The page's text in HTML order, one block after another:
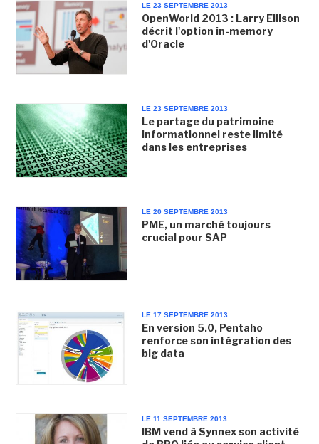
LE 23 SEPTEMBRE 2013
OpenWorld 2013 : Larry Ellison
décrit l'option in-memory
d'Oracle
LE 23 SEPTEMBRE 2013
Le partage du patrimoine
informationnel reste limité
dans les entreprises
LE 20 SEPTEMBRE 2013
PME, un marché toujours
crucial pour SAP
LE 17 SEPTEMBRE 2013
En version 5.0, Pentaho
renforce son intégration des
big data
LE 11 SEPTEMBRE 2013
IBM vend à Synnex son activité